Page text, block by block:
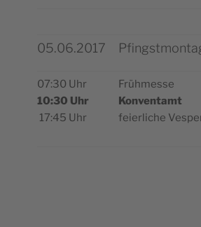
05.06.2017
07:30 Uhr
10:30 Uhr
17:45 Uhr
Früh­messe
Kon­ven­tamt
feier­liche